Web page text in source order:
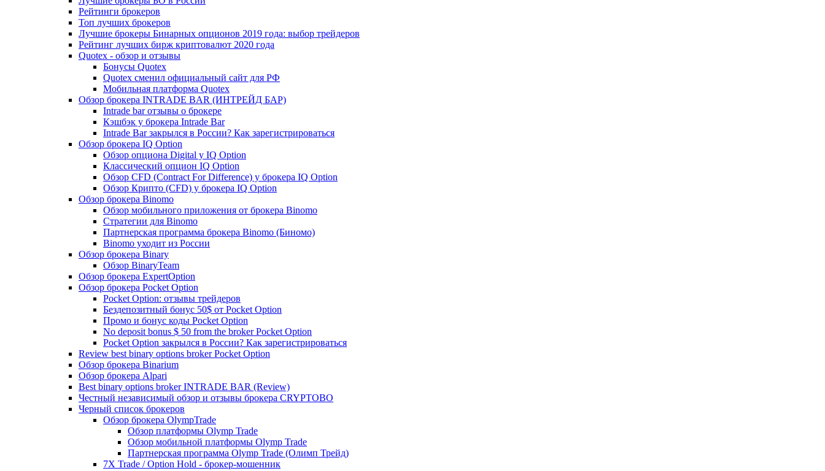
Рейтинги брокеров
Топ лучших брокеров
Лучшие брокеры Бинарных опционов 2019 года: выбор трейдеров
Рейтинг лучших бирж криптовалют 2020 года
Quotex - обзор и отзывы
Бонусы Quotex
Quotex сменил официальный сайт для РФ
Мобильная платформа Quotex
Обзор брокера INTRADE BAR (ИНТРЕЙД БАР)
Intrade bar отзывы о брокере
Кэшбэк у брокера Intrade Bar
Intrade Bar закрылся в России? Как зарегистрироваться
Обзор брокера IQ Option
Обзор опциона Digital у IQ Option
Классический опцион IQ Option
Обзор CFD (Contract For Difference) у брокера IQ Option
Обзор Крипто (CFD) у брокера IQ Option
Обзор брокера Binomo
Обзор мобильного приложения от брокера Binomo
Стратегии для Binomo
Партнерская программа брокера Binomo (Биномо)
Binomo уходит из России
Обзор брокера Binary
Обзор BinaryTeam
Обзор брокера ExpertOption
Обзор брокера Pocket Option
Pocket Option: отзывы трейдеров
Бездепозитный бонус 50$ от Pocket Option
Промо и бонус коды Pocket Option
No deposit bonus $ 50 from the broker Pocket Option
Pocket Option закрылся в России? Как зарегистрироваться
Review best binary options broker Pocket Option
Обзор брокера Binarium
Обзор брокера Alpari
Best binary options broker INTRADE BAR (Review)
Честный независимый обзор и отзывы брокера CRYPTOBO
Черный список брокеров
Обзор брокера OlympTrade
Обзор платформы Olymp Trade
Обзор мобильной платформы Olymp Trade
Партнерская программа Olymp Trade (Олимп Трейд)
7X Trade / Option Hold - брокер-мошенник